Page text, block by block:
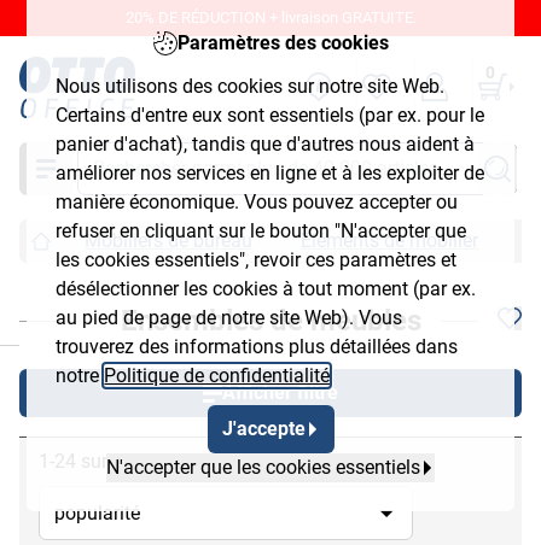
Paramètres des cookies
Nous utilisons des cookies sur notre site Web.
Certains d'entre eux sont essentiels (par ex. pour le
panier d'achat), tandis que d'autres nous aident à
améliorer nos services en ligne et à les exploiter de
manière économique. Vous pouvez accepter ou
refuser en cliquant sur le bouton "N'accepter que
les cookies essentiels", revoir ces paramètres et
désélectionner les cookies à tout moment (par ex.
au pied de page de notre site Web). Vous
trouverez des informations plus détaillées dans
notre Politique de confidentialité
J'accepte
N'accepter que les cookies essentiels
20% DE RÉDUCTION + livraison GRATUITE.
0
Chercher
Mobiliers de bureau Éléments de mobilier
Ensembles de meubles
Afficher filtre
1-24 sur 36